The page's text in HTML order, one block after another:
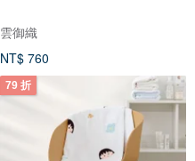
雲御織
NT$ 760
79 折